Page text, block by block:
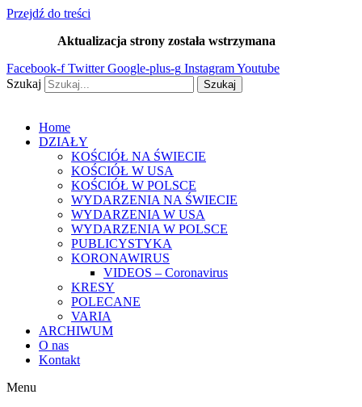
Przejdź do treści
Aktualizacja strony została wstrzymana
Facebook-f Twitter Google-plus-g InstagramYoutube
Szukaj
Szukaj
Home
DZIAŁY
KOŚCIÓŁ NA ŚWIECIE
KOŚCIÓŁ W USA
KOŚCIÓŁ W POLSCE
WYDARZENIA NA ŚWIECIE
WYDARZENIA W USA
WYDARZENIA W POLSCE
PUBLICYSTYKA
KORONAWIRUS
VIDEOS – Coronavirus
KRESY
POLECANE
VARIA
ARCHIWUM
O nas
Kontakt
Menu